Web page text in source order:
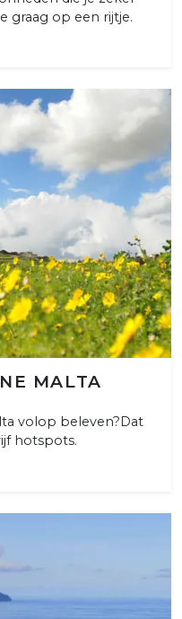
graag op een rijtje.
MALTA
volop beleven?Dat
hotspots.